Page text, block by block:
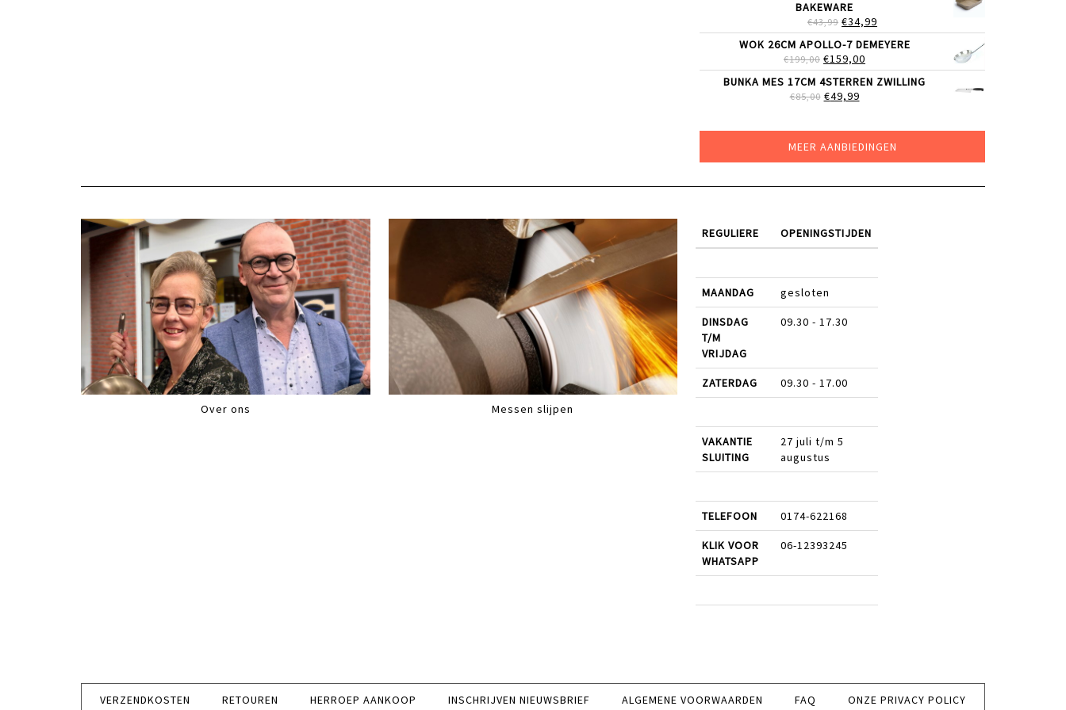
€219,00.
BAKEWARE
€43,99 OORSPRONKELIJKE
PRIJS
WAS:
€43,99.
€34,99
PRIJS
IS:
WOK 26CM APOLLO-7 DEMEYERE
€199,00 OORSPRONKELIJKE
PRIJS
WAS:
€199,00.
€159,00
PRIJS
IS:
BUNKA MES 17CM 4STERREN ZWILLING
€85,00 OORSPRONKELIJKE
€49,99HUIDIGE
MEER AANBIEDINGEN
Over ons Messen slijpen
REGULIERE OPENINGSTIJDEN
MAANDAG gesloten
DINSDAG
T/M
VRIJDAG
09.30 - 17.30
ZATERDAG 09.30 - 17.00
VAKANTIE
SLUITING
27 juli t/m 5
augustus
TELEFOON 0174-622168
KLIK VOOR
WHATSAPP
06-12393245
VERZENDKOSTEN RETOUREN HERROEP AANKOOP INSCHRIJVEN NIEUWSBRIEF ALGEMENE VOORWAARDEN FAQ ONZE PRIVACY POLICY